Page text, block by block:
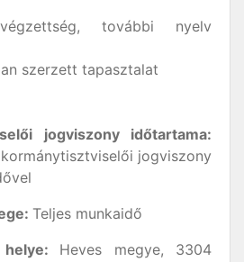
további nyelv
szerzett tapasztalat
jogviszony időtartama:
jogviszony
Teljes munkaidő
Heves megye, 3304